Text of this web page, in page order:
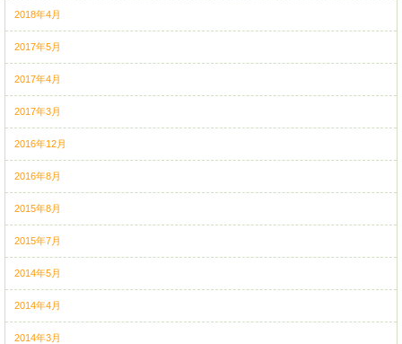
2018年4月
2017年5月
2017年4月
2017年3月
2016年12月
2016年8月
2015年8月
2015年7月
2014年5月
2014年4月
2014年3月